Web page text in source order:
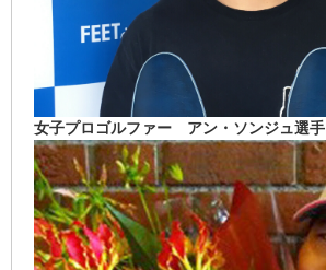
女子プロゴルファー アン・ソンジュ選手